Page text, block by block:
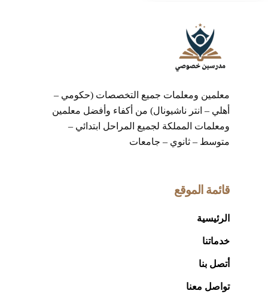
معلمين ومعلمات جميع التخصصات (حكومي –
أهلي – انتر ناشيونال) من أكفاء وأفضل معلمين
ومعلمات المملكة لجميع المراحل ابتدائي –
متوسط – ثانوي – جامعات
قائمة الموقع
الرئيسية
خدماتنا
أتصل بنا
تواصل معنا